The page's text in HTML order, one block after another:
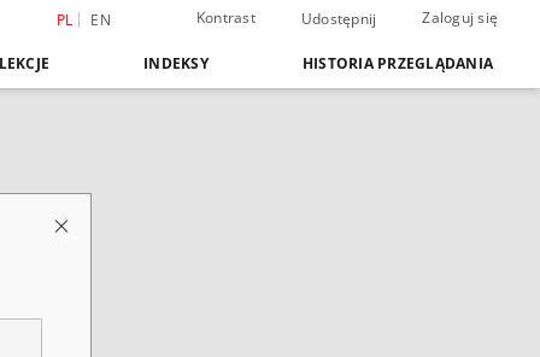
PL EN Kontrast Udostępnij Zaloguj się
INDEKSY HISTORIA PRZEGLĄDANIA